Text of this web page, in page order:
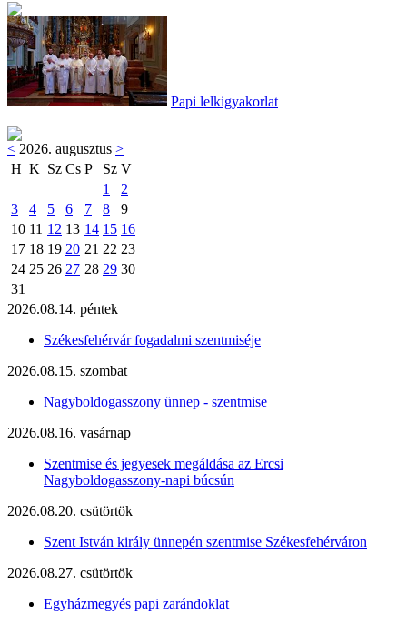
Papi lelkigyakorlat
< 2026. augusztus >
H K Sz Cs P Sz V
1
2
3
4 5 6 7 8
9
10 11 12 13 14 15 16
17 18 19 20 21 22 23
24 25 26 27 28 29 30
31
2026.08.14. péntek
Székesfehérvár fogadalmi szentmiséje
2026.08.15. szombat
Nagyboldogasszony ünnep - szentmise
2026.08.16. vasárnap
Szentmise és jegyesek megáldása az Ercsi
Nagyboldogasszony-napi búcsún
2026.08.20. csütörtök
Szent István király ünnepén szentmise Székesfehérváron
2026.08.27. csütörtök
Egyházmegyés papi zarándoklat